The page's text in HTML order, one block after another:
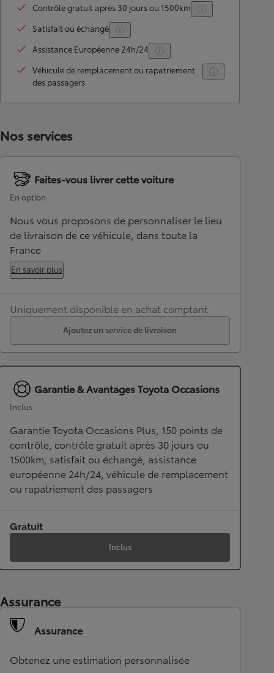
Contrôle gratuit après 30 jours ou 1500km
Satisfait ou échangé
Assistance Européenne 24h/24
Véhicule de remplacement ou rapatriement
des passagers
Nos services
Faites-vous livrer cette voiture
En option
Nous vous proposons de personnaliser le lieu
de livraison de ce véhicule, dans toute la
France
En savoir plus
Uniquement disponible en achat comptant
Ajoutez un service de livraison
Garantie & Avantages Toyota Occasions
Inclus
Garantie Toyota Occasions Plus, 150 points de
contrôle, contrôle gratuit après 30 jours ou
1500km, satisfait ou échangé, assistance
européenne 24h/24, véhicule de remplacement
ou rapatriement des passagers
Gratuit
Inclus
Assurance
Assurance
Obtenez une estimation personnalisée